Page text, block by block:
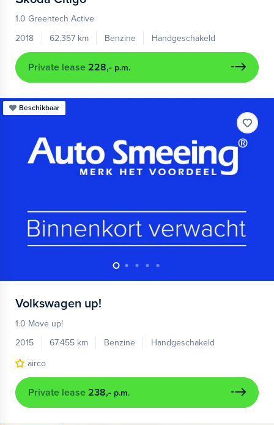
1.0 Greentech Active
2018
62.357 km Benzine Handgeschakeld
Private lease 228,- p.m.
Beschikbaar
Volkswagen up!
1.0 Move up!
2015
67.455 km Benzine
Handgeschakeld
airco
Private lease 238,- p.m.